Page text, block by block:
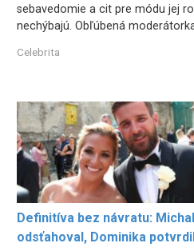
sebavedomie a cit pre módu jej
nechýbajú. Obľúbená
Celebrita
Definitíva bez návratu:
odsťahoval, Dominika